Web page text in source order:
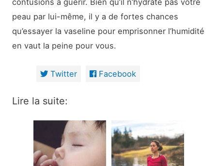
peau par lui-même, il y a de fortes chances
qu’essayer la vaseline pour emprisonner l’humidité
en vaut la peine pour vous.
Twitter Facebook
Lire la suite: